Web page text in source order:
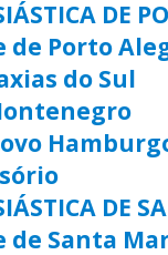
DE
de Porto
do Sul
DE
de Santa